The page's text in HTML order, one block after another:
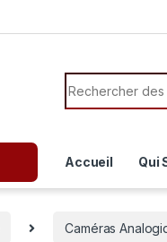
Search for:
Accueil Qui
Caméras